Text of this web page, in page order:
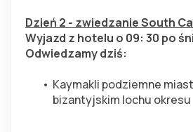
Dzień 2 - zwiedzanie South
Wyjazd z hotelu o 09: 30 po
Odwiedzamy dziś:
Kaymakli podziemne
bizantyjskim lochu okresu